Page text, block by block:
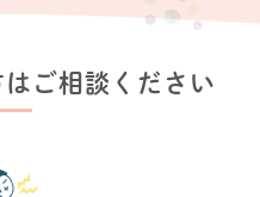
ご相談ください